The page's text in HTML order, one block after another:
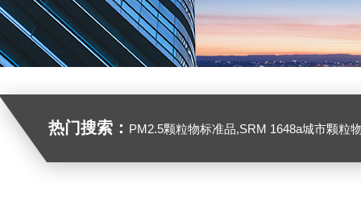
热门搜索： PM2.5颗粒物标准品,SRM 1648a城市颗粒物,SRM 1649B